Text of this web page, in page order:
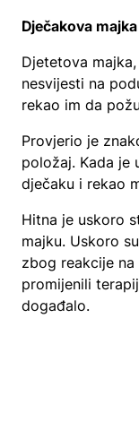
Dječakova
Djetetova
nesvijesti na
rekao im da
Provjerio je
položaj. Kada je
dječaku i rekao
Hitna je uskoro
majku. Uskoro
zbog reakcije
promijenili
događalo.